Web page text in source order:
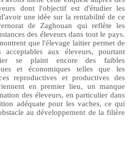
dont l'objectif est d'étudier les
une idée sur la rentabilité de ce
de Zaghouan qui reflète les
des éleveurs dans tout le pays.
que l'élevage laitier permet de
acceptables aux éleveurs, pourtant
se plaint encore des faibles
et économiques telles que les
reproductives et productives des
en premier lieu, un manque
des éleveurs, en particulier dans
adéquate pour les vaches, ce qui
au développement de la filière